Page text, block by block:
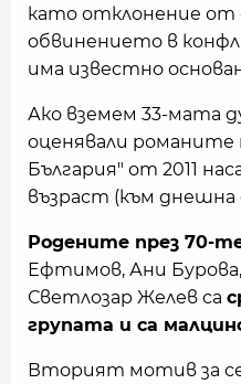
като отклонение от
обвинението в
има известно
Ако вземем 33-мата
оценявали романите
България" от 2011
възраст (към днешна
Родените през 70-
Ефтимов, Ани
Светлозар Желев са
групата и са
Вторият мотив за